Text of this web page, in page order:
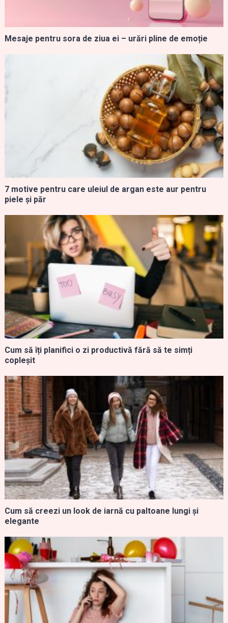
Mesaje pentru sora de ziua ei – urări pline de emoție
7 motive pentru care uleiul de argan este aur pentru
piele și păr
Cum să îți planifici o zi productivă fără să te simți
copleșit
Cum să creezi un look de iarnă cu paltoane lungi și
elegante